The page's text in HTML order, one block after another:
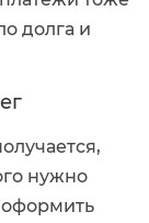
долга и
нужно